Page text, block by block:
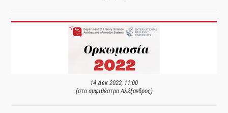
14 Δεκ 2022, 11:00
(στο αμφιθέατρο Αλέξανδρος)